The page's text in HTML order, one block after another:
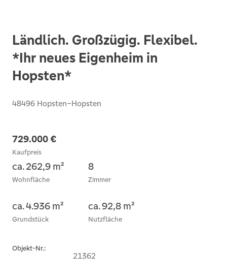
Ländlich. Großzügig. Flexibel.
*Ihr neues Eigenheim in
Hopsten*
48496 Hopsten–Hopsten
729.000 €
Kaufpreis
ca. 262,9 m²
Wohnfläche
8
Zimmer
ca. 4.936 m²
Grundstück
ca. 92,8 m²
Nutzfläche
Objekt-Nr.:
21362